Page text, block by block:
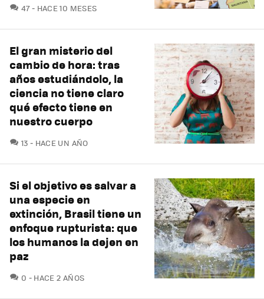
47COMENTARIOS
HACE 10 MESES
El gran misterio del
cambio de hora: tras
años estudiándolo, la
ciencia no tiene claro
qué efecto tiene en
nuestro cuerpo
13 COMENTARIOS
HACE UN AÑO
Si el objetivo es salvar a
una especie en
extinción, Brasil tiene un
enfoque rupturista: que
los humanos la dejen en
paz
0 COMENTARIOS
HACE 2 AÑOS